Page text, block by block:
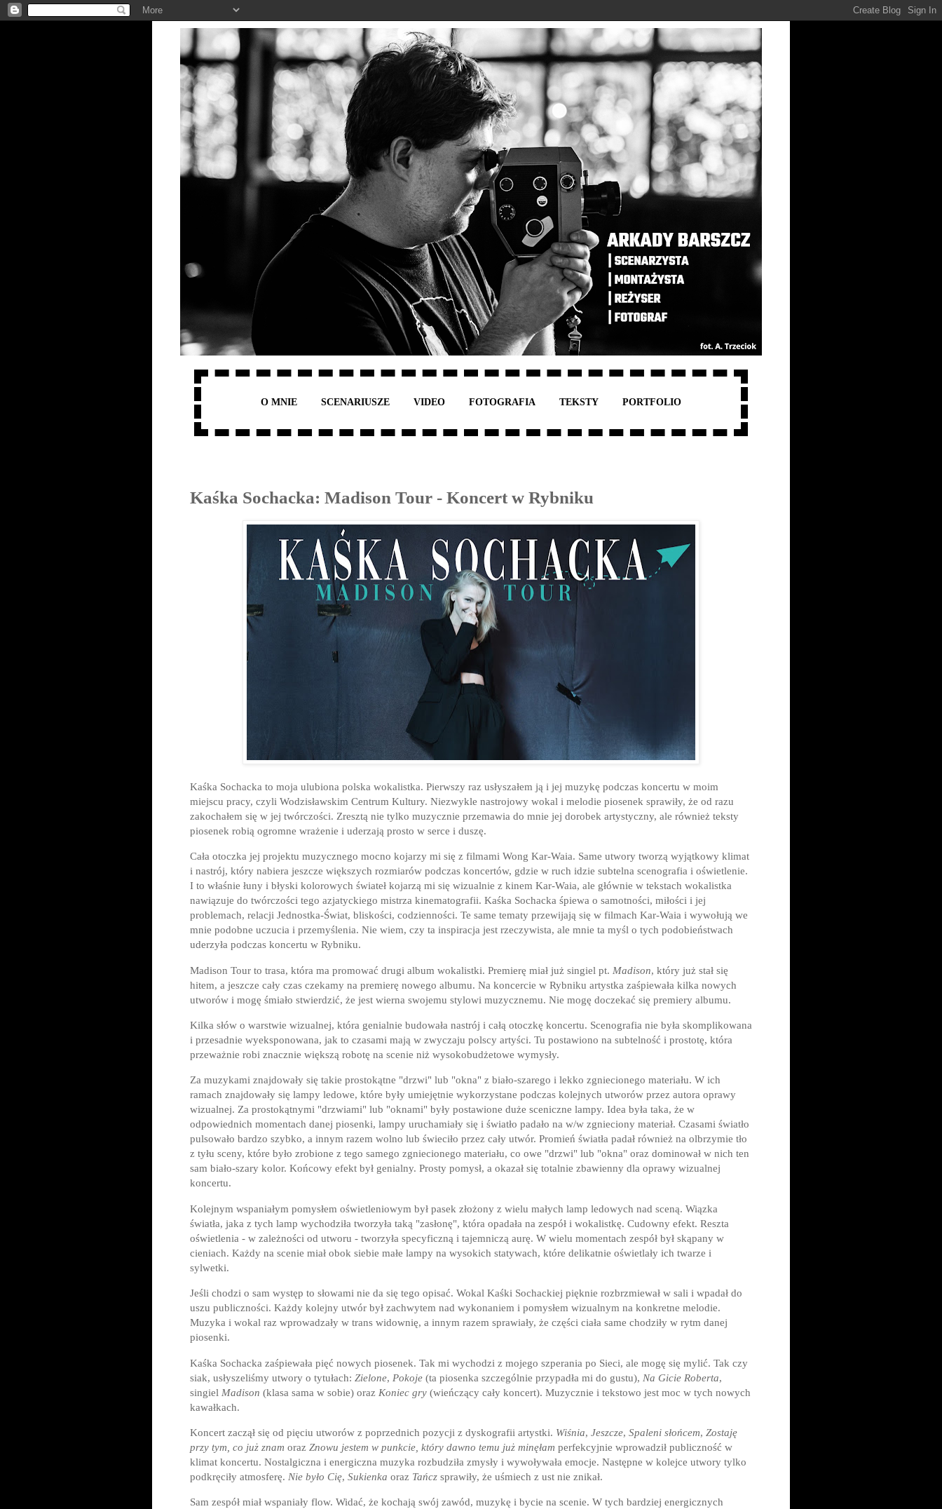
O MNIE SCENARIUSZE VIDEO FOTOGRAFIA TEKSTY PORTFOLIO
Kaśka Sochacka: Madison Tour - Koncert w Rybniku
Kaśka Sochacka to moja ulubiona polska wokalistka. Pierwszy raz usłyszałem ją i jej muzykę podczas koncertu w moim
miejscu pracy, czyli Wodzisławskim Centrum Kultury. Niezwykle nastrojowy wokal i melodie piosenek sprawiły, że od razu
zakochałem się w jej twórczości. Zresztą nie tylko muzycznie przemawia do mnie jej dorobek artystyczny, ale również teksty
piosenek robią ogromne wrażenie i uderzają prosto w serce i duszę.
Cała otoczka jej projektu muzycznego mocno kojarzy mi się z filmami Wong Kar-Waia. Same utwory tworzą wyjątkowy klimat
i nastrój, który nabiera jeszcze większych rozmiarów podczas koncertów, gdzie w ruch idzie subtelna scenografia i oświetlenie.
I to właśnie łuny i błyski kolorowych świateł kojarzą mi się wizualnie z kinem Kar-Waia, ale głównie w tekstach wokalistka
nawiązuje do twórczości tego azjatyckiego mistrza kinematografii. Kaśka Sochacka śpiewa o samotności, miłości i jej
problemach, relacji Jednostka-Świat, bliskości, codzienności. Te same tematy przewijają się w filmach Kar-Waia i wywołują we
mnie podobne uczucia i przemyślenia. Nie wiem, czy ta inspiracja jest rzeczywista, ale mnie ta myśl o tych podobieństwach
uderzyła podczas koncertu w Rybniku.
Madison Tour to trasa, która ma promować drugi album wokalistki. Premierę miał już singiel pt. Madison, który już stał się
hitem, a jeszcze cały czas czekamy na premierę nowego albumu. Na koncercie w Rybniku artystka zaśpiewała kilka nowych
utworów i mogę śmiało stwierdzić, że jest wierna swojemu stylowi muzycznemu. Nie mogę doczekać się premiery albumu.
Kilka słów o warstwie wizualnej, która genialnie budowała nastrój i całą otoczkę koncertu. Scenografia nie była skomplikowana
i przesadnie wyeksponowana, jak to czasami mają w zwyczaju polscy artyści. Tu postawiono na subtelność i prostotę, która
przeważnie robi znacznie większą robotę na scenie niż wysokobudżetowe wymysły.
Za muzykami znajdowały się takie prostokątne "drzwi" lub "okna" z biało-szarego i lekko zgniecionego materiału. W ich
ramach znajdowały się lampy ledowe, które były umiejętnie wykorzystane podczas kolejnych utworów przez autora oprawy
wizualnej. Za prostokątnymi "drzwiami" lub "oknami" były postawione duże sceniczne lampy. Idea była taka, że w
odpowiednich momentach danej piosenki, lampy uruchamiały się i światło padało na w/w zgnieciony materiał. Czasami światło
pulsowało bardzo szybko, a innym razem wolno lub świeciło przez cały utwór. Promień światła padał również na olbrzymie tło
z tyłu sceny, które było zrobione z tego samego zgniecionego materiału, co owe "drzwi" lub "okna" oraz dominował w nich ten
sam biało-szary kolor. Końcowy efekt był genialny. Prosty pomysł, a okazał się totalnie zbawienny dla oprawy wizualnej
koncertu.
Kolejnym wspaniałym pomysłem oświetleniowym był pasek złożony z wielu małych lamp ledowych nad sceną. Wiązka
światła, jaka z tych lamp wychodziła tworzyła taką "zasłonę", która opadała na zespół i wokalistkę. Cudowny efekt. Reszta
oświetlenia - w zależności od utworu - tworzyła specyficzną i tajemniczą aurę. W wielu momentach zespół był skąpany w
cieniach. Każdy na scenie miał obok siebie małe lampy na wysokich statywach, które delikatnie oświetlały ich twarze i
sylwetki.
Jeśli chodzi o sam występ to słowami nie da się tego opisać. Wokal Kaśki Sochackiej pięknie rozbrzmiewał w sali i wpadał do
uszu publiczności. Każdy kolejny utwór był zachwytem nad wykonaniem i pomysłem wizualnym na konkretne melodie.
Muzyka i wokal raz wprowadzały w trans widownię, a innym razem sprawiały, że części ciała same chodziły w rytm danej
piosenki.
Kaśka Sochacka zaśpiewała pięć nowych piosenek. Tak mi wychodzi z mojego szperania po Sieci, ale mogę się mylić. Tak czy
siak, usłyszeliśmy utwory o tytułach: Zielone, Pokoje (ta piosenka szczególnie przypadła mi do gustu), Na Gicie Roberta,
singiel Madison (klasa sama w sobie) oraz Koniec gry (wieńczący cały koncert). Muzycznie i tekstowo jest moc w tych nowych
kawałkach.
Koncert zaczął się od pięciu utworów z poprzednich pozycji z dyskografii artystki. Wiśnia, Jeszcze, Spaleni słońcem, Zostaję
przy tym, co już znam oraz Znowu jestem w punkcie, który dawno temu już minęłam perfekcyjnie wprowadził publiczność w
klimat koncertu. Nostalgiczna i energiczna muzyka rozbudziła zmysły i wywoływała emocje. Następne w kolejce utwory tylko
podkręciły atmosferę. Nie było Cię, Sukienka oraz Tańcz sprawiły, że uśmiech z ust nie znikał.
Sam zespół miał wspaniały flow. Widać, że kochają swój zawód, muzykę i bycie na scenie. W tych bardziej energicznych